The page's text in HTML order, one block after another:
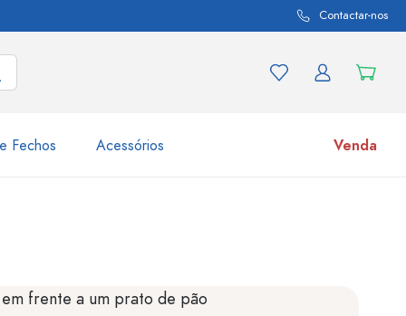
Contactar-nos
Fechos Acessórios Venda
Compre agora